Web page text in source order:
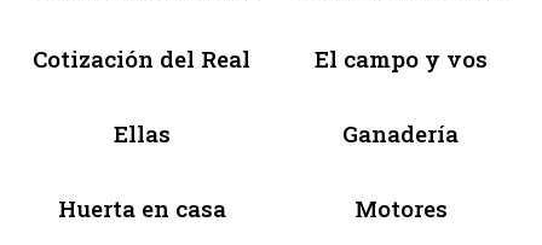
Cotización del Real El campo y vos
Ellas Ganadería
Huerta en casa Motores